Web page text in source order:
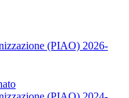
(PIAO) 2026-